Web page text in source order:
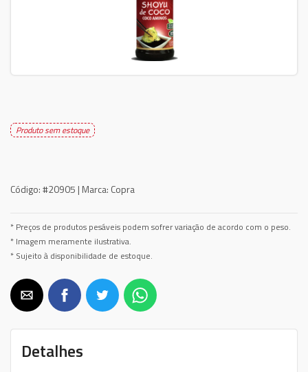
Produto sem estoque
Código:#20905 | Marca: Copra
* Preços de produtos pesáveis podem sofrer variação de acordo com o peso.
* Imagem meramente ilustrativa.
* Sujeito à disponibilidade de estoque.
Detalhes